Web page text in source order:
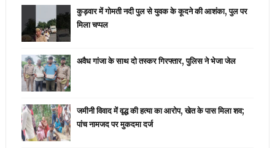
कुड़वार में गोमती नदी पुल से युवक के कूदने की आशंका, पुल पर
मिला चप्पल
अवैध गांजा के साथ दो तस्कर गिरफ्तार, पुलिस ने भेजा जेल
जमीनी विवाद में वृद्ध की हत्या का आरोप, खेत के पास मिला शव;
पांच नामजद पर मुकदमा दर्ज